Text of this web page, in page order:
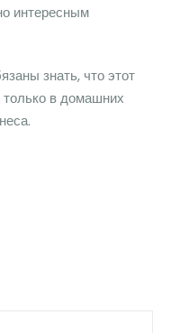
интересным
знать, что этот
в домашних